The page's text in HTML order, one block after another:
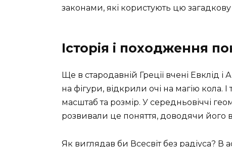
законами, які користують цю загадкову
Історія і походження
Ще в стародавній Греції вчені Евклід
на фігури, відкрили очі на магію кола.
масштаб та розмір. У середньовіччі
розвивали це поняття, доводячи його
Як виглядав би Всесвіт без радіуса? В